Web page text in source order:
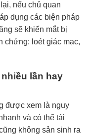
nếu chủ quan
dụng các biện pháp
sẽ khiến mắt bị
chứng: loét giác mạc,
lần hay
được xem là nguy
và có thể tái
không sản sinh ra